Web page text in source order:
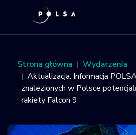
O Agencji
Aktywności
Strona główna
Wydarzenia
Aktualizacja: Informacja
znalezionych w Polsce
rakiety Falcon 9